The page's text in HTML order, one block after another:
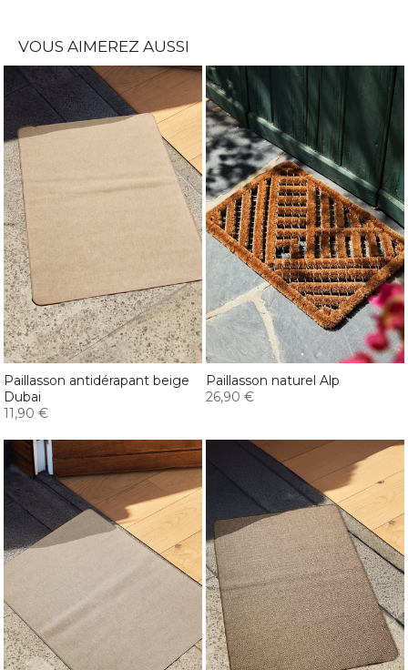
VOUS AIMEREZ AUSSI
Paillasson antidérapant beige
Dubai
11,90 €
Paillasson naturel Alp
26,90 €